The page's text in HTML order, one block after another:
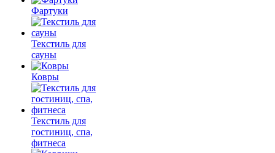
Фартуки
Текстиль для
сауны
Ковры
Текстиль для
гостиниц, спа,
фитнеса